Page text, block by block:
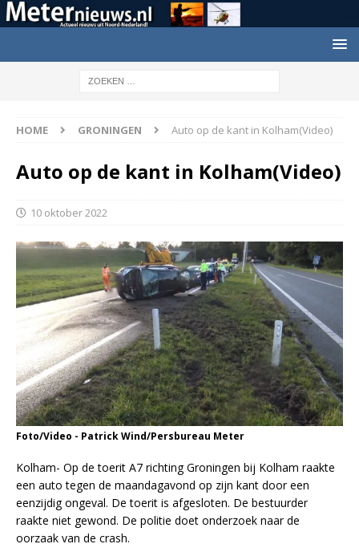
HOME GRONINGEN Auto op de kant in Kolham(Video)
Auto op de kant in Kolham(Video)
10 oktober 2022
Foto/Video - Patrick Wind/Persbureau Meter
Kolham- Op de toerit A7 richting Groningen bij Kolham raakte
een auto tegen de maandagavond op zijn kant door een
eenzijdig ongeval. De toerit is afgesloten. De bestuurder
raakte niet gewond. De politie doet onderzoek naar de
oorzaak van de crash.